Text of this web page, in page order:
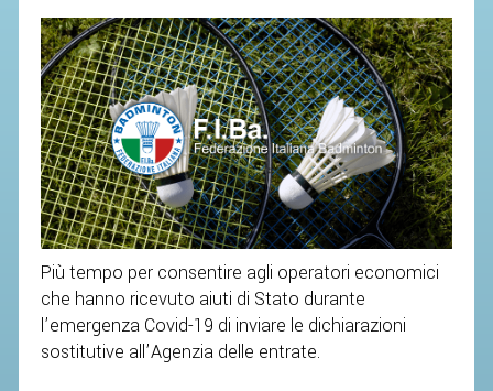
Più tempo per consentire agli operatori economici
che hanno ricevuto aiuti di Stato durante
l’emergenza Covid-19 di inviare le dichiarazioni
sostitutive all’Agenzia delle entrate.
CONTATTI
AVVISI E BANDI
CIRCOLARI
RESPONSABILITÀ SOCIALE
SAFEGUARDING
RICHIESTA PATROCINIO
GIUSTIZIA FEDERALE
REGOLAMENTI